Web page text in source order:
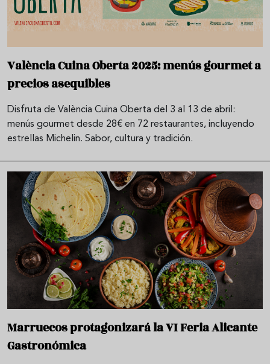
València Cuina Oberta 2025: menús gourmet a
precios asequibles
Disfruta de València Cuina Oberta del 3 al 13 de abril:
menús gourmet desde 28€ en 72 restaurantes, incluyendo
estrellas Michelin. Sabor, cultura y tradición.
Marruecos protagonizará la VI Feria Alicante
Gastronómica